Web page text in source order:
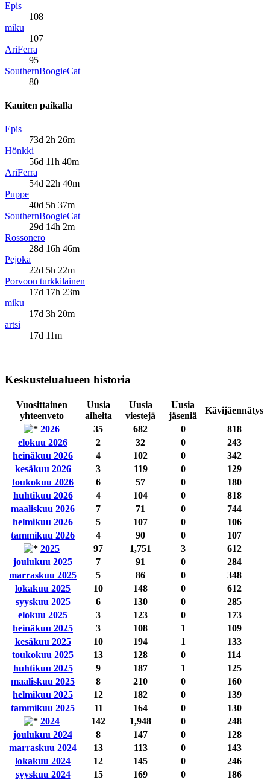
Epis
108
miku
107
AriFerra
95
SouthernBoogieCat
80
Kauiten paikalla
Epis
73d 2h 26m
Hönkki
56d 11h 40m
AriFerra
54d 22h 40m
Puppe
40d 5h 37m
SouthernBoogieCat
29d 14h 2m
Rossonero
28d 16h 46m
Pejoka
22d 5h 22m
Porvoon turkkilainen
17d 17h 23m
miku
17d 3h 20m
artsi
17d 11m
Keskustelualueen historia
Vuosittainen
yhteenveto
Uusia
aiheita
Uusia
viestejä
Uusia
jäseniä
Kävijäennätys
2026
35 682 0
818
elokuu 2026
2 32 0
243
heinäkuu 2026
4 102 0
342
kesäkuu 2026
3 119 0
129
toukokuu 2026
6 57 0
180
huhtikuu 2026
4 104 0
818
maaliskuu 2026
7 71 0
744
helmikuu 2026
5 107 0
106
tammikuu 2026
4 90 0
107
2025
97 1,751 3
612
joulukuu 2025
7 91 0
284
marraskuu 2025
5 86 0
348
lokakuu 2025
10 148 0
612
syyskuu 2025
6 130 0
285
elokuu 2025
3 123 0
173
heinäkuu 2025
3 108 1
109
kesäkuu 2025
10 194 1
133
toukokuu 2025
13 128 0
114
huhtikuu 2025
9 187 1
125
maaliskuu 2025
8 210 0
160
helmikuu 2025
12 182 0
139
tammikuu 2025
11 164 0
130
2024
142 1,948 0
248
joulukuu 2024
8 147 0
128
marraskuu 2024
13 113 0
143
lokakuu 2024
12 145 0
246
syyskuu 2024
15 169 0
186